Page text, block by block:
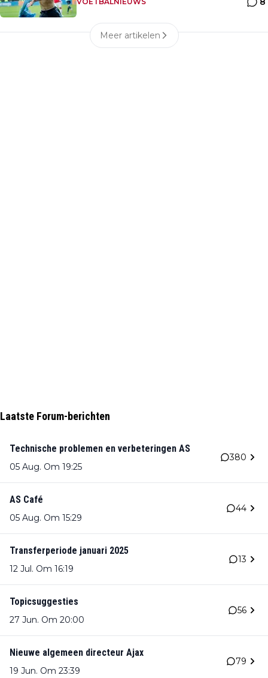
Meer artikelen
Laatste Forum-berichten
Technische problemen en verbeteringen AS
05 Aug. Om 19:25
380
AS Café
05 Aug. Om 15:29
44
Transferperiode januari 2025
12 Jul. Om 16:19
13
Topicsuggesties
27 Jun. Om 20:00
56
Nieuwe algemeen directeur Ajax
19 Jun. Om 23:39
79